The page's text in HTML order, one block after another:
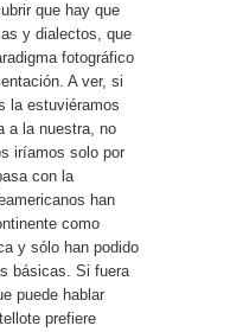
que hay que
y dialectos, que
fotográfico
A ver, si
la estuviéramos
a la nuestra, no
iríamos solo por
con la
han
como
y sólo han podido
básicas. Si fuera
puede hablar
prefiere